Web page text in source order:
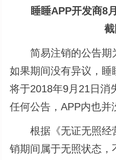
睡睡APP开发商8
截
简易注销的公告期
如果期间没有异议，睡
将于2018年9月21日消
任何公告，APP内也并
根据《无证无照经
销期间属于无照状态，